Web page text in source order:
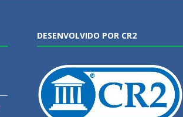
DESENVOLVIDO POR CR2